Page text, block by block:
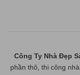
Công Ty Nhà Đẹp
phần thô, thi công